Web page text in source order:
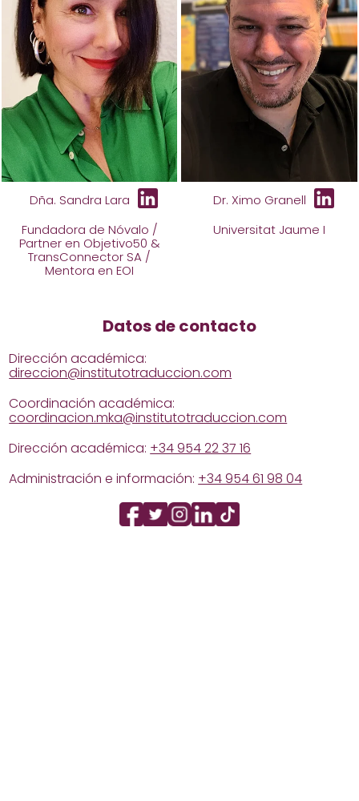
Dña. Sandra Lara
Fundadora de Nóvalo /
Partner en Objetivo50 &
TransConnector SA /
Mentora en EOI
Dr. Ximo Granell
Universitat Jaume I
Datos de contacto
Dirección académica:
direccion@institutotraduccion.com
Coordinación académica:
coordinacion.mka@institutotraduccion.com
Dirección académica: +34 954 22 37 16
Administración e información: +34 954 61 98 04